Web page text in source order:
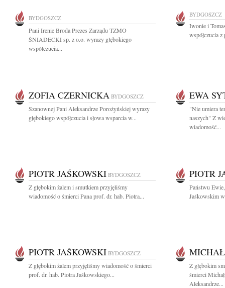
BYDGOSZCZ
Pani Irenie Broda Prezes Zarządu TZMO
ŚNIADECKI sp. z o.o. wyrazy głębokiego
współczucia...
BYDGOSZCZ
Iwonie i
współczucia
ZOFIA CZERNICKA BYDGOSZCZ
Szanownej Pani Aleksandrze Porożyńskiej wyrazy
głębokiego współczucia i słowa wsparcia w...
EWA
"Nie umiera
naszych" Z
wiadomość...
PIOTR JAŚKOWSKI BYDGOSZCZ
Z głębokim żalem i smutkiem przyjęliśmy
wiadomość o śmierci Pana prof. dr. hab. Piotra...
PIOTR
Państwu
Jaśkowskim
PIOTR JAŚKOWSKI BYDGOSZCZ
Z głębokim żalem przyjęliśmy wiadomość o śmierci
prof. dr. hab. Piotra Jaśkowskiego...
Z głębokim
śmierci
Aleksandrze...